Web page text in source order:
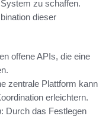
zu schaffen.
dieser
offene APIs, die eine
zentrale Plattform kann
erleichtern.
: Durch das Festlegen